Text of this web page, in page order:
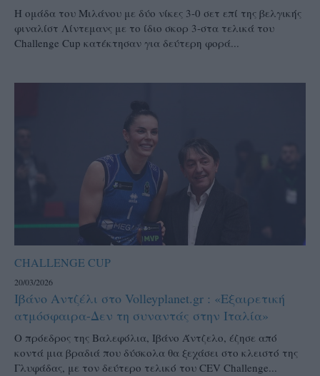
Η ομάδα του Μιλάνου με δύο νίκες 3-0 σετ επί της βελγικής
φιναλίστ Λίντεμανς με το ίδιο σκορ 3-στα τελικά του
Challenge Cup κατέκτησαν για δεύτερη φορά...
CHALLENGE CUP
20/03/2026
Ιβάνο Αντζέλι στο Volleyplanet.gr : «Εξαιρετική
ατμόσφαιρα-Δεν τη συναντάς στην Ιταλία»
Ο πρόεδρος της Βαλεφόλια, Ιβάνο Άντζελο, έζησε από
κοντά μια βραδιά που δύσκολα θα ξεχάσει στο κλειστό της
Γλυφάδας, με τον δεύτερο τελικό του CEV Challenge...